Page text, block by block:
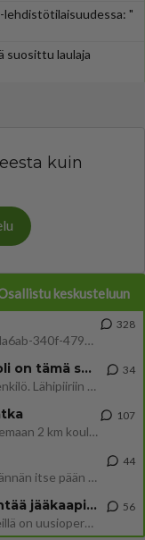
"
suosittu laulaja
kuin
keskusteluun
https://www.iltalehti.fi/viihdeuutiset/a/c46da6ab-340f-4790-aaa7-0865eed2336 Yrityksen konkurssihakemus on tullut kärä
328
Tiesitkö? Martina Aitolehden isäpuoli on tämä suosittu laulaja
Martina Aitolehti on seurattu julkisuuden henkilö. Lähipiiriin mahtuu muitakin tunnettuja henkilöitä. Tiesitkö, että Ma
34
Hesarissa päivitellään lapset joutuu nyt kulkemaan 2 km kouluun jösses. Ruostefillarilla tuo matka menee vaikka miten äk
107
Mutta mies vain tuijottaa, siinä vaiheessa käännän itse pään pois. Mikä juttu? Yleensä jos joku tuijottaa tai katsoo, hä
44
Uusioperheen aikuiset lapset tyhjentää jääkaapin käydessään
Miten selvittäisitte seuraavan ongelman, meillä on uusioperhe, minulla teini-ikäiset lapset ja puolisolla aikuiset, jotk
56